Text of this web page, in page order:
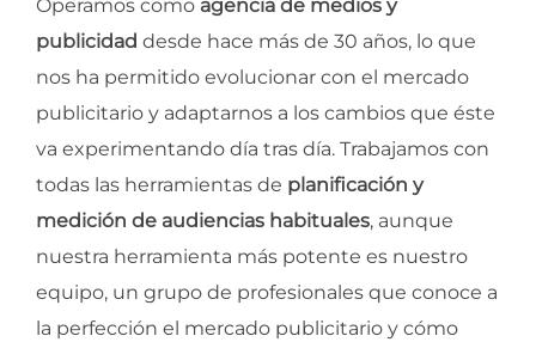
Operamos como agencia de medios y
publicidad desde hace más de 30 años, lo que
nos ha permitido evolucionar con el mercado
publicitario y adaptarnos a los cambios que éste
va experimentando día tras día. Trabajamos con
todas las herramientas de planificación y
medición de audiencias habituales, aunque
nuestra herramienta más potente es nuestro
equipo, un grupo de profesionales que conoce a
la perfección el mercado publicitario y cómo